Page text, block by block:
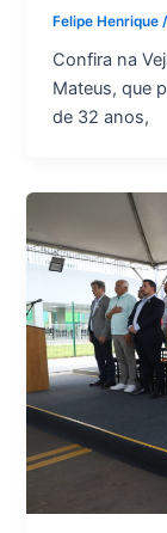
Felipe Henrique
Confira na
Mateus, que
de 32 anos,